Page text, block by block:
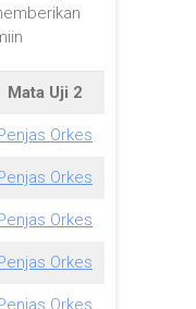
Mata Uji 2
Orkes
Orkes
Orkes
Orkes
Orkes